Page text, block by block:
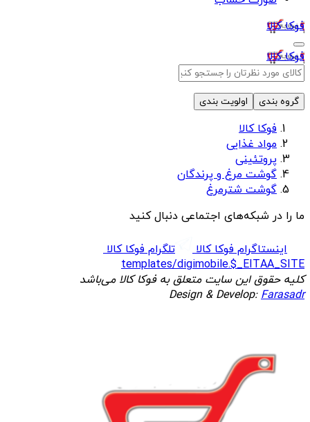
فوکا کالا
فوکا کالا
گروه بندی اولویت بندی
فوکا کالا
مواد غذایی
پروتئینی
گوشت مرغ و پرندگان
گوشت شترمرغ
ما را در شبکه‌های اجتماعی دنبال کنید
اینستاگرام فوکا کالا
تلگرام فوکا کالا
templates/digimobile.$_EITAA_SITE
کلیه حقوق این سایت متعلق به فوکا کالا می‌باشد
Design & Develop:Farasadr